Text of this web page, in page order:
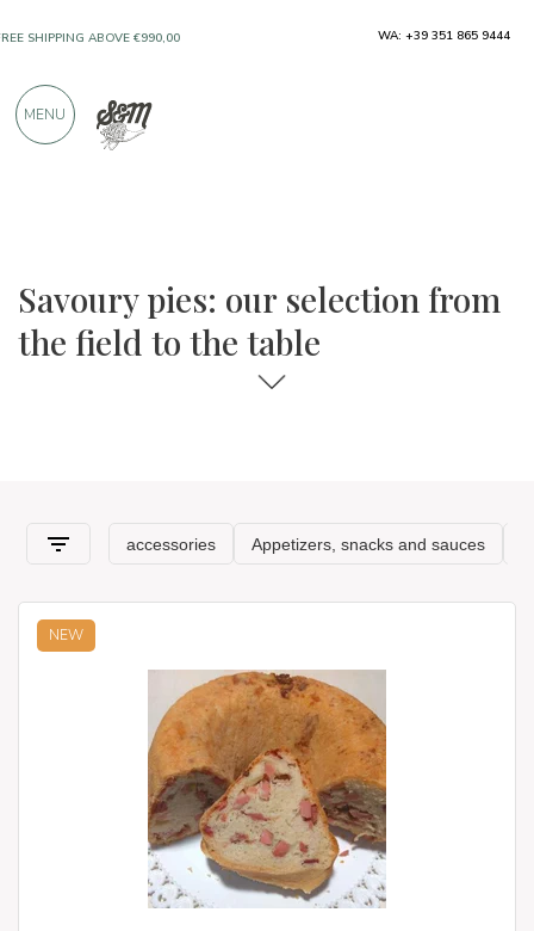
Savoury pies: our selection from
the field to the table
NEW
SHIPPING ABOVE €990,00
PRODUCTS FROM EXCELLENT
WA: +39 351 865 9444
MENU